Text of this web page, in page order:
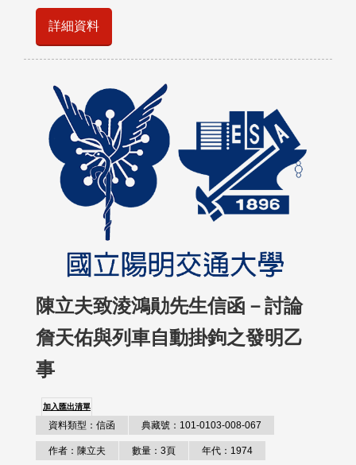
詳細資料
陳立夫致淩鴻勛先生信函－討論
詹天佑與列車自動掛鉤之發明乙
事
加入匯出清單
資料類型：信函 典藏號：101-0103-008-067
作者：陳立夫 數量：3頁 年代：1974